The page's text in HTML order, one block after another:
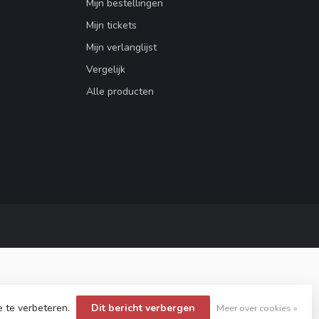
Mijn bestellingen
Mijn tickets
Mijn verlanglijst
Vergelijk
Alle producten
te verbeteren. Dit bericht verbergen Meer over cookies »